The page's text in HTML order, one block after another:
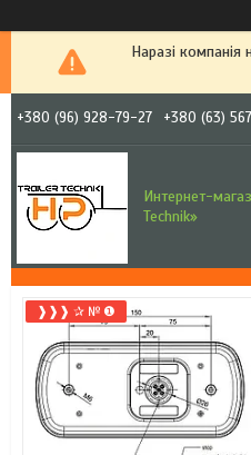
Наразі
+380 (96) 928-79-27 +380 (63)
Интернет-
Technik»
❱❱❱ ✰ № ❶